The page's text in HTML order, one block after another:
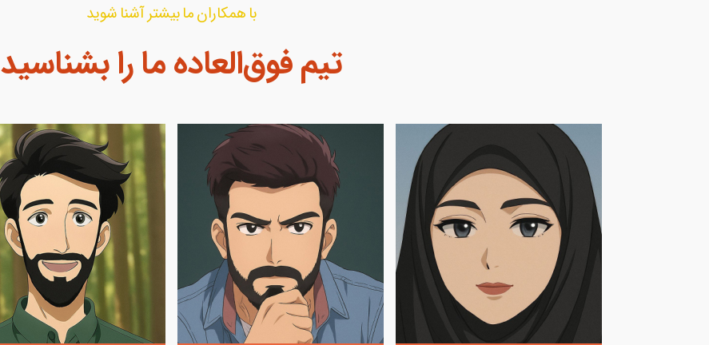
با همکاران ما بیشتر آشنا شوید
تیم فوق‌العاده ما را بشناسید